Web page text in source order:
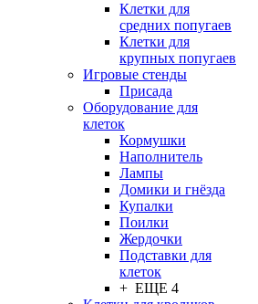
Клетки для
средних попугаев
Клетки для
крупных попугаев
Игровые стенды
Присада
Оборудование для
клеток
Кормушки
Наполнитель
Лампы
Домики и гнёзда
Купалки
Поилки
Жердочки
Подставки для
клеток
+ ЕЩЕ 4